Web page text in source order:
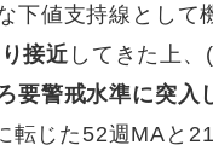
下値支持線とし
接近 してきた上
要警戒水準に突入
転じた52週MAと